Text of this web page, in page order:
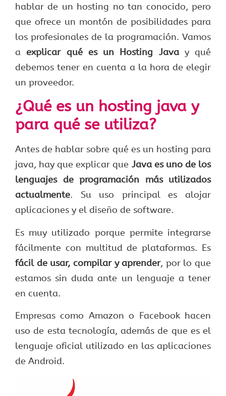
hablar de un hosting no tan conocido, pero
que ofrece un montón de posibilidades para
los profesionales de la programación. Vamos
aexplicar qué es un Hosting Javay qué
debemos tener en cuenta a la hora de elegir
un proveedor.
¿Qué es un hosting java y
para qué se utiliza?
Antes de hablar sobre qué es un hosting para
java, hay que explicar que Java es uno de los
lenguajes de programación más utilizados
actualmente. Su uso principal es alojar
aplicaciones y el diseño de software.
Es muy utilizado porque permite integrarse
fácilmente con multitud de plataformas. Es
fácil de usar, compilar y aprender, por lo que
estamos sin duda ante un lenguaje a tener
en cuenta.
Empresas como Amazon o Facebook hacen
uso de esta tecnología, además de que es el
lenguaje oficial utilizado en las aplicaciones
de Android.